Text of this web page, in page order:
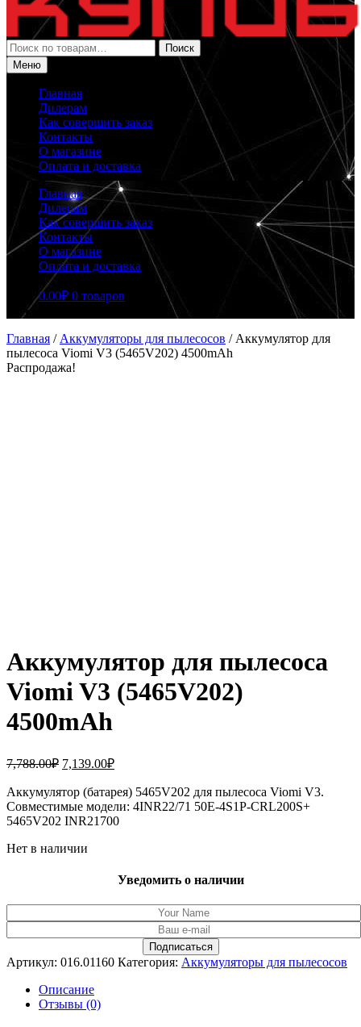
Искать:
Поиск
Меню
Главная
Дилерам
Как совершить заказ
Контакты
О магазине
Оплата и доставка
Главная
Дилерам
Как совершить заказ
Контакты
О магазине
Оплата и доставка
0.00₽ 0 товаров
Главная / Аккумуляторы для пылесосов / Аккумулятор для
пылесоса Viomi V3 (5465V202) 4500mAh
Распродажа!
Аккумулятор для пылесоса
Viomi V3 (5465V202)
4500mAh
7,788.00₽ Первоначальная
составляла
7,788.00₽.
7,139.00₽Текущая
7,139.00₽.
Аккумулятор (батарея) 5465V202 для пылесоса Viomi V3.
Совместимые модели: 4INR22/71 50E-4S1P-CRL200S+
5465V202 INR21700
Нет в наличии
Уведомить о наличии
Артикул: 016.01160 Категория: Аккумуляторы для пылесосов
Описание
Отзывы (0)